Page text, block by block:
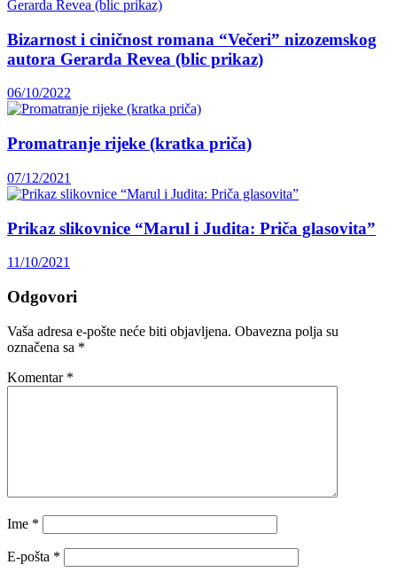
Bizarnost i ciničnost romana “Večeri” nizozemskog
autora Gerarda Revea (blic prikaz)
06/10/2022
Promatranje rijeke (kratka priča)
07/12/2021
Prikaz slikovnice “Marul i Judita: Priča glasovita”
11/10/2021
Odgovori
Vaša adresa e-pošte neće biti objavljena. Obavezna polja su
označena sa *
Komentar *
Ime *
E-pošta *